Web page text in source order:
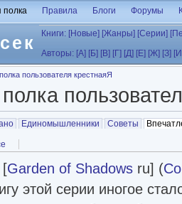
полка Правила Блоги Форумы
Книги: [Новые] [Жанры] [Серии]
Авторы: [А] [Б] [В] [Г] [Д] [Е] [Ж] [З]
пользователя крестнаяЯ
Единомышленники Советы
[Garden of Shadows ru] (
этой серии иногое